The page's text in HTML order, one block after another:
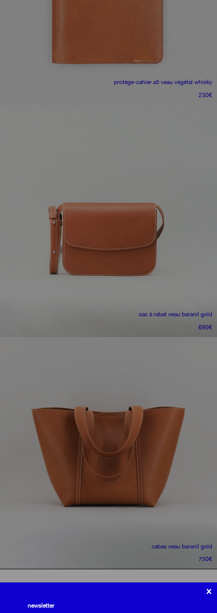
protège-cahier a5 veau végétal whisky
230€
sac à rabat veau baranil gold
690€
cabas veau baranil gold
750€
livraisons et retours
newsletter
×